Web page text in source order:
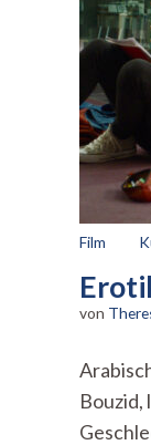
Film
von
Bouzid,